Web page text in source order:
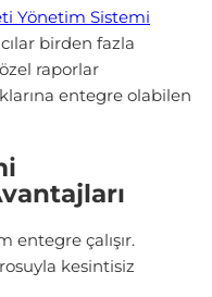
Yönetim Sistemi
birden fazla
raporlar
entegre olabilen
entegre çalışır.
kesintisiz